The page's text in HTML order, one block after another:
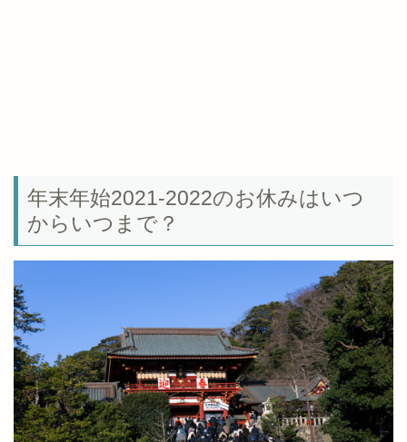
年末年始2021-2022のお休みはいつ
からいつまで？